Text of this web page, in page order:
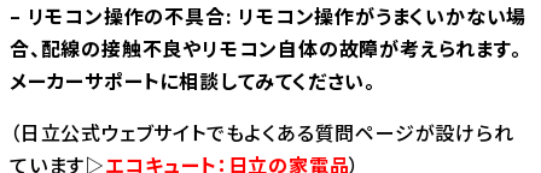
– リモコン操作の不具合: リモコン操作がうまくいかない場
合、配線の接触不良やリモコン自体の故障が考えられます。
メーカーサポートに相談してみてください。
（日立公式ウェブサイトでもよくある質問ページが設けられ
ています▷エコキュート：日立の家電品）